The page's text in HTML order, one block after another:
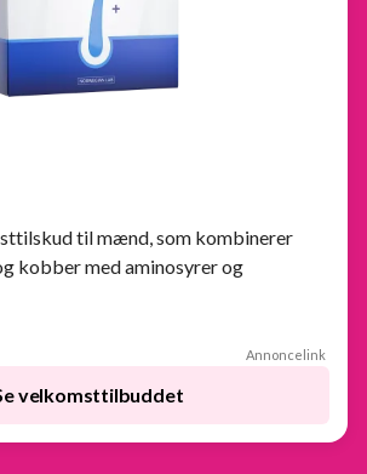
til mænd, som kombinerer
kobber med aminosyrer og
Annoncelink
velkomsttilbuddet